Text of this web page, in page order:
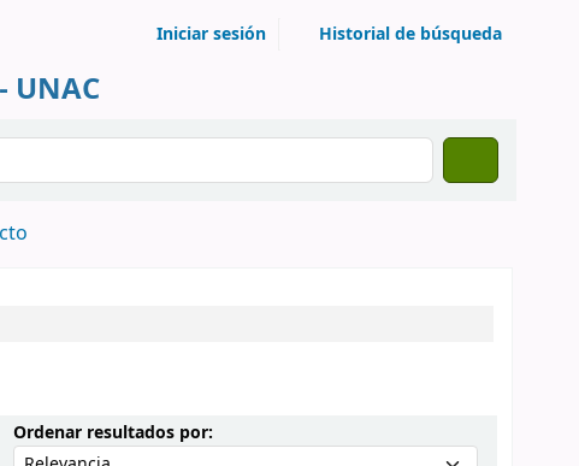
Iniciar sesión Historial de búsqueda
UNAC
Ordenar resultados por:Ordenar por: